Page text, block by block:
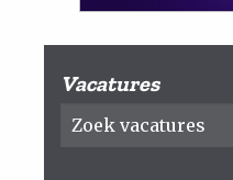
Vacatures